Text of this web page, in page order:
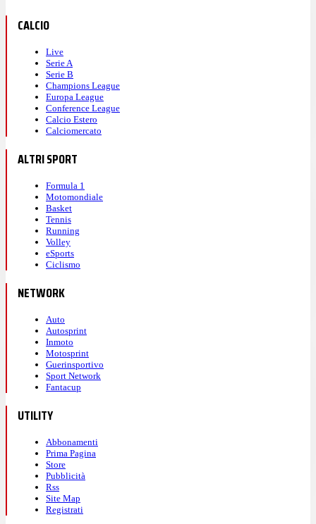
CALCIO
Live
Serie A
Serie B
Champions League
Europa League
Conference League
Calcio Estero
Calciomercato
ALTRI SPORT
Formula 1
Motomondiale
Basket
Tennis
Running
Volley
eSports
Ciclismo
NETWORK
Auto
Autosprint
Inmoto
Motosprint
Guerinsportivo
Sport Network
Fantacup
UTILITY
Abbonamenti
Prima Pagina
Store
Pubblicità
Rss
Site Map
Registrati